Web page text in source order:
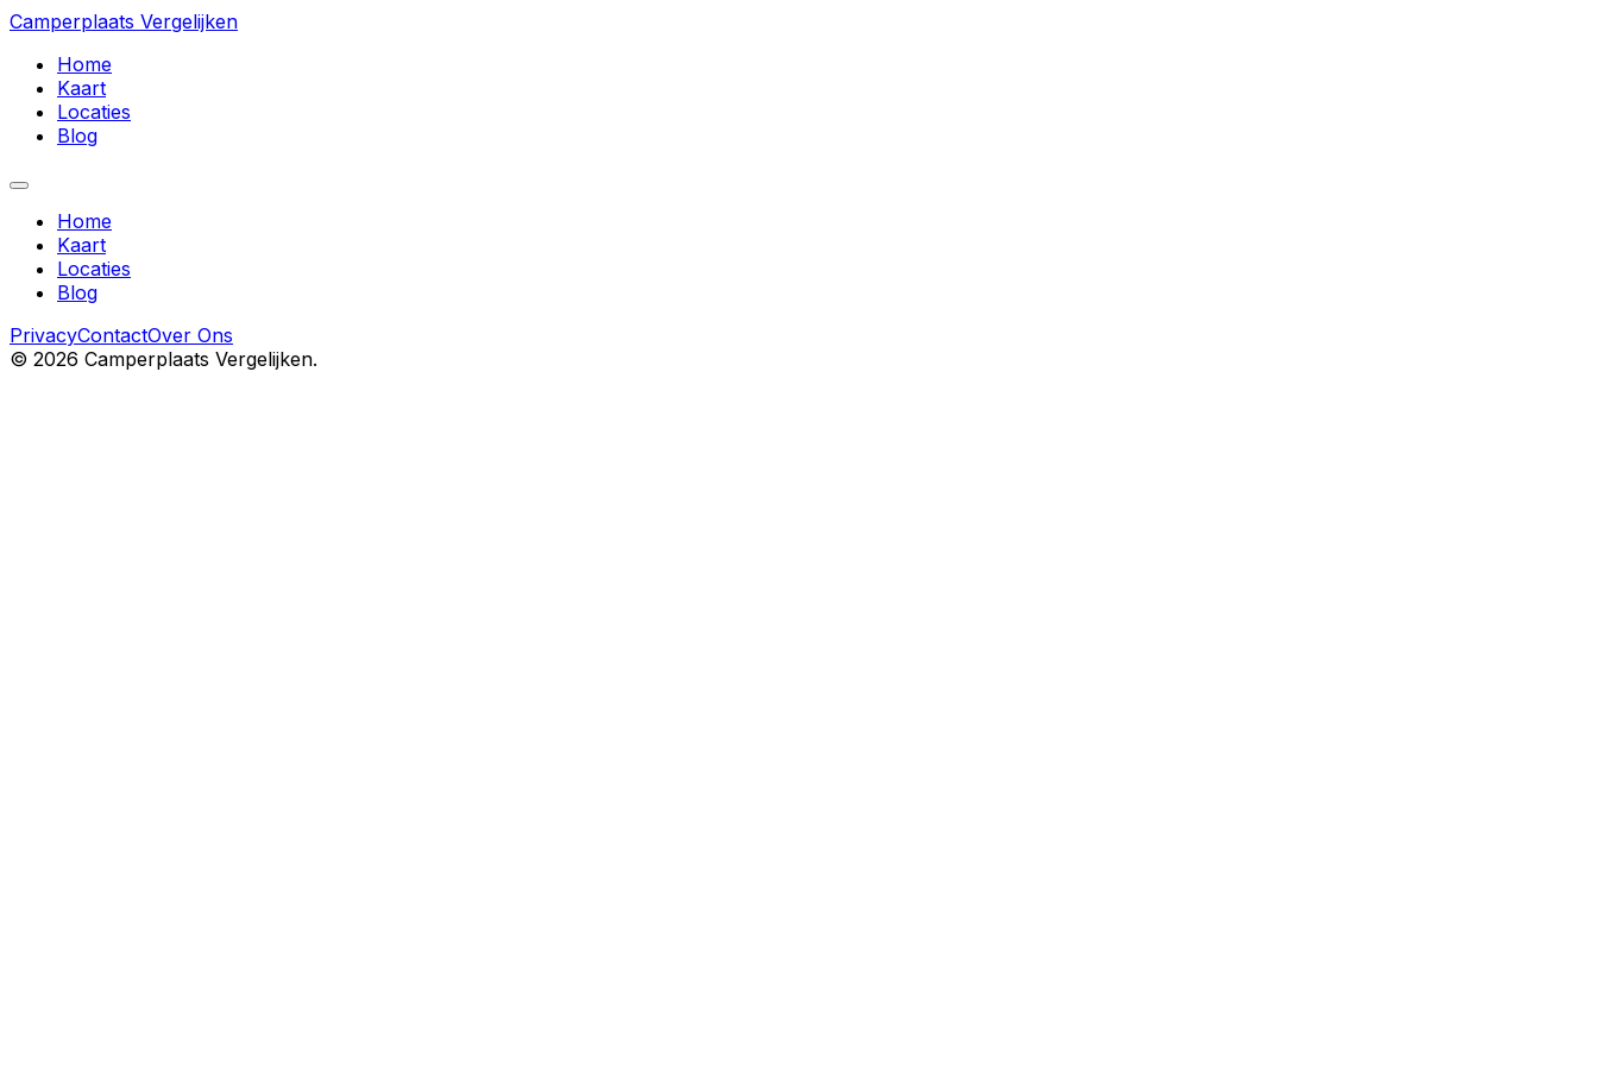
Camperplaats Vergelijken
Home
Kaart
Locaties
Blog
Home
Kaart
Locaties
Blog
PrivacyContactOver Ons
© 2026 Camperplaats Vergelijken.